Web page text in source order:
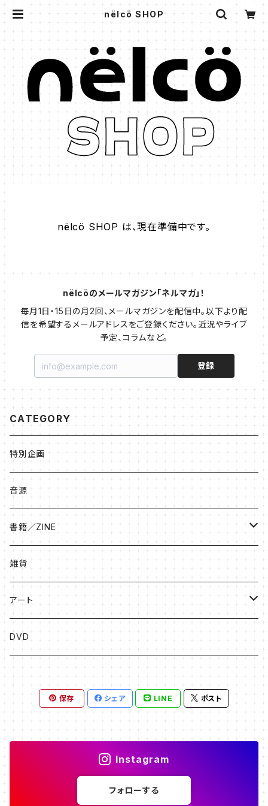
nëlcö SHOP
nëlcö SHOP は、現在準備中です。
nëlcöのメールマガジン「ネルマガ」！
毎月1日・15日の月2回、メールマガジンを配信中。以下より配
信を希望するメールアドレスをご登録ください。近況やライブ
予定、コラムなど。
登録
CATEGORY
特別企画
音源
書籍／ZINE
絵本
ソングブック
漫画
雑貨
アート
版画
フライヤー原画
DVD
保存 シェア LINE ポスト
Instagram
フォローする